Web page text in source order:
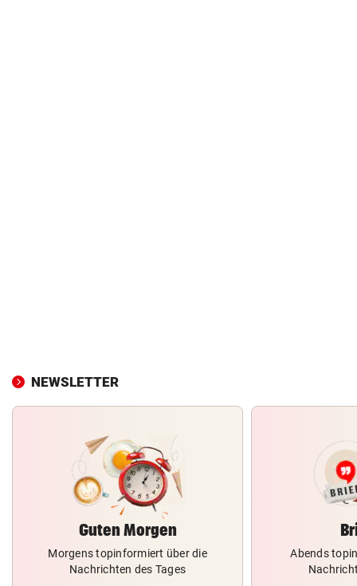
NEWSLETTER
Guten Morgen
Morgens topinformiert über die
Nachrichten des Tages
Abends